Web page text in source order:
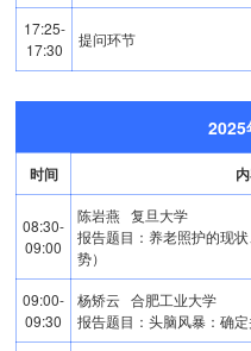
17:25-
17:30
提问环节
2025
时间
08:30-
09:00
陈岩燕 复旦大学
报告题目：养老照护的现
势）
09:00-
09:30
杨矫云 合肥工业大学
报告题目：头脑风暴：确